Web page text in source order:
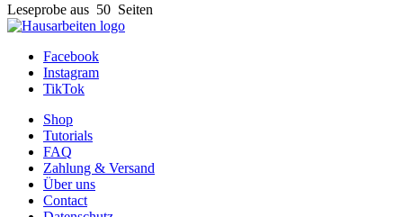
Leseprobe aus 50 Seiten
Facebook
Instagram
TikTok
Shop
Tutorials
FAQ
Zahlung & Versand
Über uns
Contact